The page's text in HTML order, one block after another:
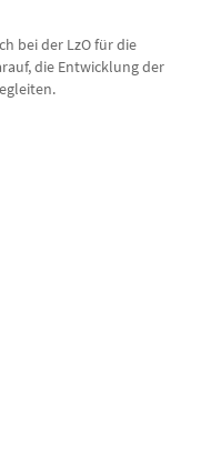
bei der LzO für die
die Entwicklung der